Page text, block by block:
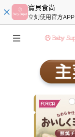
寶貝食尚
立刻使用官方APP